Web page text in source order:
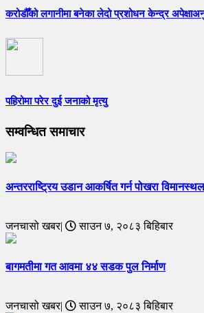
करोडौँको लगानीमा बनेका लेदो प्रशोधन केन्द्र
पहिरोमा परेर दुई जनाको मृत्यु
सम्वन्धित समाचार
अन्तरराष्ट्रिय उडान आकर्षित गर्न पोखरा
जनचासो खबर| साउन ७, २०८३ बिहिबार
बागमतीमा गत आवमा ४४ सडक पुल निर्माण
जनचासो खबर| साउन ७, २०८३ बिहिबार